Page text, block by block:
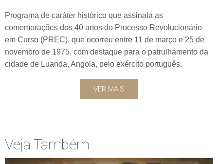
Programa de caráter histórico que assinala as
comemorações dos 40 anos do Processo Revolucionário
em Curso (PREC), que ocorreu entre 11 de março e 25 de
novembro de 1975, com destaque para o patrulhamento da
cidade de Luanda, Angola, pelo exército português.
VER MAIS
Veja Também